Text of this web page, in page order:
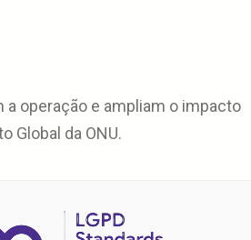
a operação e ampliam o impacto
Global da ONU.